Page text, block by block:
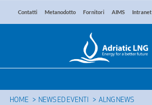
Contatti Metanodotto Fornitori AIMS Intranet
HOME NEWS ED EVENTI ALNG NEWS